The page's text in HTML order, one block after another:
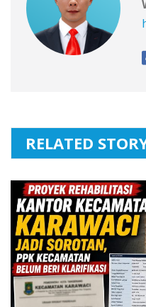
RELATED